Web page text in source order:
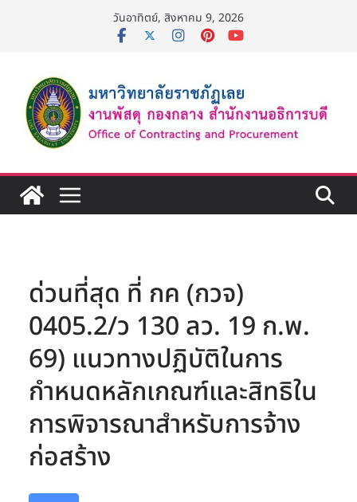
วันอาทิตย์, สิงหาคม 9, 2026
ด่วนที่สุด ที่ กค (กวจ)
0405.2/ว 130 ลว. 19 ก.พ.
69) แนวทางปฏิบัติในการ
กำหนดหลักเกณฑ์และสิทธิใน
การพิจารณาสำหรับการจ้าง
ก่อสร้าง